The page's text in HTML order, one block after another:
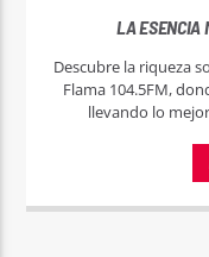
LA ESENCIA
Descubre la riqueza
Flama 104.5FM,
llevando lo